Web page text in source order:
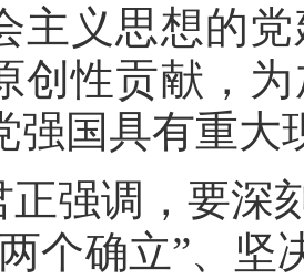
主义思想的
创性贡献，
强国具有重大
正强调，要深
个确立”、坚